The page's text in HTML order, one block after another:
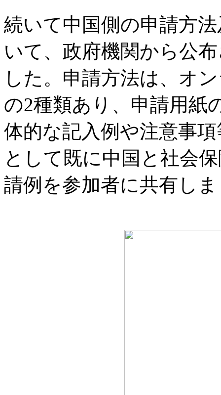
続いて中国側の申請方
いて、政府機関から公
した。申請方法は、オ
の2種類あり、申請用紙
体的な記入例や注意事
として既に中国と社会
請例を参加者に共有し